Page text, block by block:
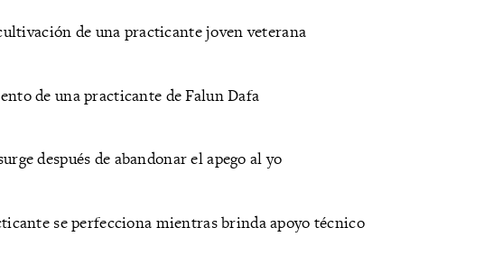
de una practicante joven veterana
de una practicante de Falun Dafa
después de abandonar el apego al yo
se perfecciona mientras brinda apoyo técnico